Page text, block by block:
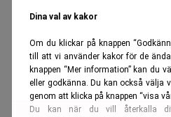
Dina val av kakor
Om du klickar på knappen
till att vi använder kakor för de
knappen “Mer information” kan du
eller godkänna. Du kan också välja
genom att klicka på knappen “visa
Du kan när du vill återkalla